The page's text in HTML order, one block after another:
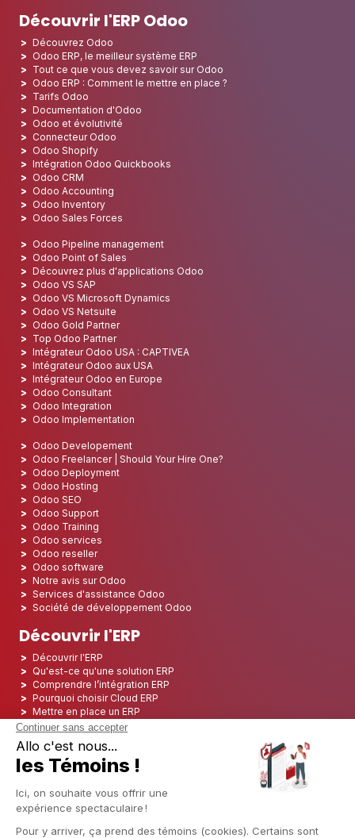
Découvrir l'ERP Odoo
Découvrez Odoo
Odoo ERP, le meilleur système ERP
Tout ce que vous devez savoir sur Odoo
Odoo ERP : Comment le mettre en place ?
Tarifs Odoo
Documentation d'Odoo
Odoo et évolutivité
Connecteur Odoo
Odoo Shopify
Intégration Odoo Quickbooks
Odoo CRM
Odoo Accounting
Odoo Inventory
Odoo Sales Forces
Odoo Pipeline management
Odoo Point of Sales
Découvrez plus d'applications Odoo
Odoo VS SAP
Odoo VS Microsoft Dynamics
Odoo VS Netsuite
Odoo Gold Partner
Top Odoo Partner
Intégrateur Odoo USA : CAPTIVEA
Intégrateur Odoo aux USA
Intégrateur Odoo en Europe
Odoo Consultant
Odoo Integration
Odoo Implementation
Odoo Developement
Odoo Freelancer | Should Your Hire One?
Odoo Deployment
Odoo Hosting
Odoo SEO
Odoo Support
Odoo Training
Odoo services
Odoo reseller
Odoo software
Notre avis sur Odoo
Services d'assistance Odoo
Société de développement Odoo
Découvrir l'ERP
Découvrir l'ERP
Qu'est-ce qu'une solution ERP
Comprendre l’intégration ERP
Pourquoi choisir Cloud ERP
Mettre en place un ERP
ERP Open Source
Logiciel ERP Open Source
Top 5 des ERP Open Source
ERP Integration
ERP Implementation
ERP Project